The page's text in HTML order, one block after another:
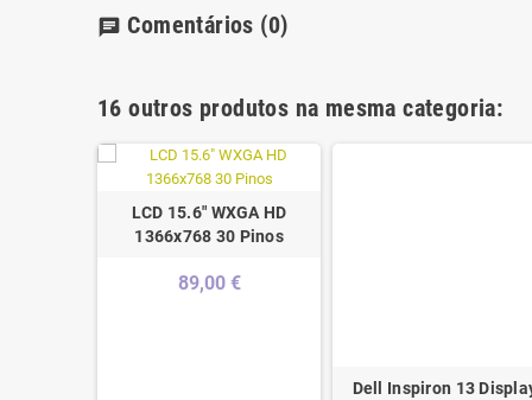
chat Comentários (0)
16 outros produtos na mesma categoria:
LCD 15.6" WXGA HD
1366x768 30 Pinos
89,00 €
Dell Inspiron 13